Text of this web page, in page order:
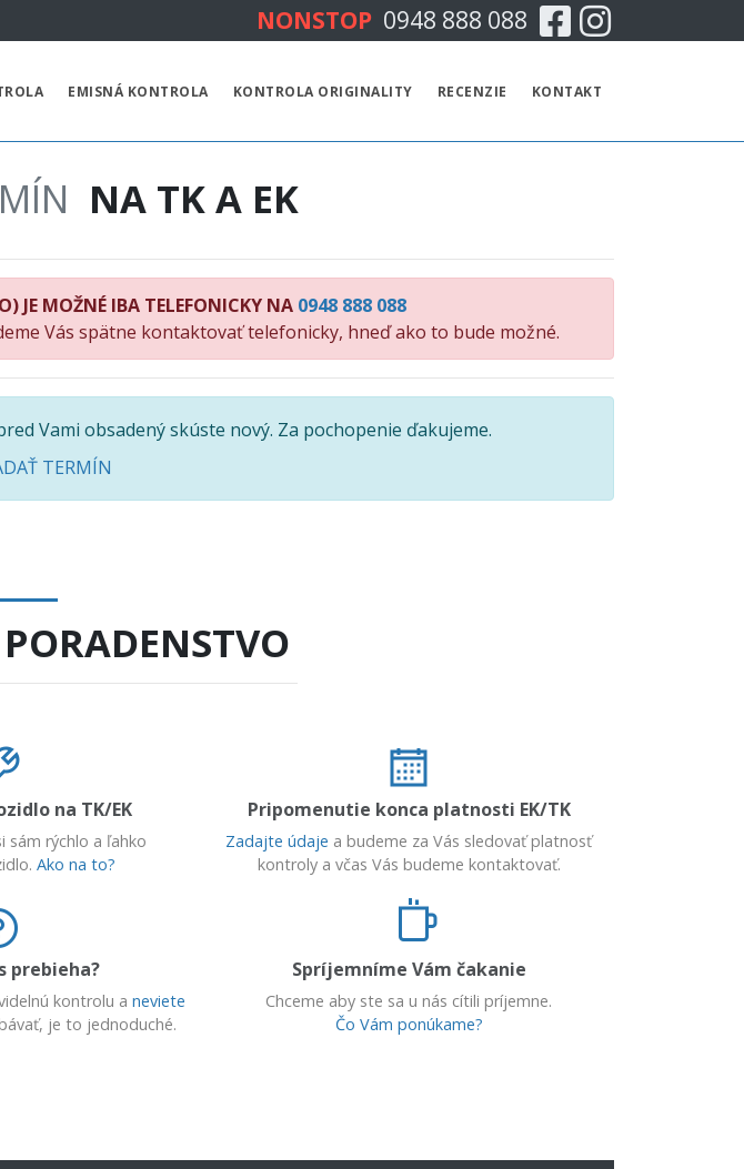
NONSTOP 0948 888 088 FacebookInstagram
EMISNÁ KONTROLA KONTROLA ORIGINALITY RECENZIE KONTAKT
NA TK A EK
JE MOŽNÉ IBA TELEFONICKY NA 0948 888 088
Vás spätne kontaktovať telefonicky, hneď ako to bude možné.
Vami obsadený skúste nový. Za pochopenie ďakujeme.
TERMÍN
na TK/EK
sám rýchlo a ľahko
Ako na to?
Pripomenutie konca platnosti EK/TK
Zadajte údaje a budeme za Vás sledovať platnosť
kontroly a včas Vás budeme kontaktovať.
prebieha?
kontrolu a neviete
je to jednoduché.
Spríjemníme Vám čakanie
Chceme aby ste sa u nás cítili príjemne.
Čo Vám ponúkame?
CENNÍK
TECHNICKÁ KONTROLA
KONTROLA ORIGINALITY